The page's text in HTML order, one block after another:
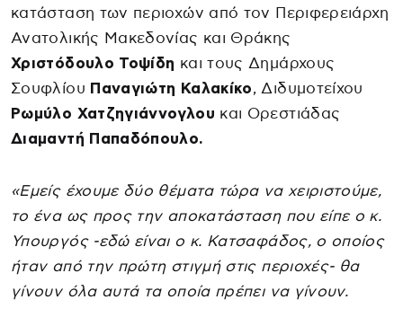
κατάσταση των περιοχών από τον Περιφερειάρχη
Ανατολικής Μακεδονίας και Θράκης
Χριστόδουλο Τοψίδη και τους Δημάρχους
Σουφλίου Παναγιώτη Καλακίκο, Διδυμοτείχου
Ρωμύλο Χατζηγιάννογλου και Ορεστιάδας
Διαμαντή Παπαδόπουλο.
«Εμείς έχουμε δύο θέματα τώρα να χειριστούμε,
το ένα ως προς την αποκατάσταση που είπε ο κ.
Υπουργός -εδώ είναι ο κ. Κατσαφάδος, ο οποίος
ήταν από την πρώτη στιγμή στις περιοχές- θα
γίνουν όλα αυτά τα οποία πρέπει να γίνουν.